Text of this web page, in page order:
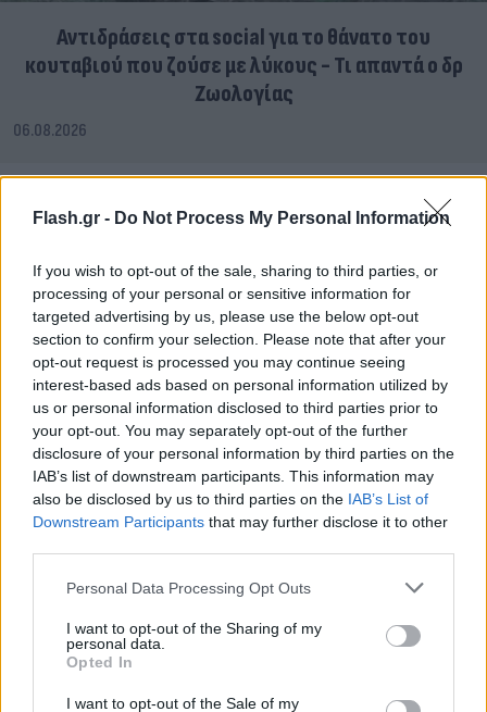
Flash.gr - Do Not Process My Personal Information
If you wish to opt-out of the sale, sharing to third parties, or
processing of your personal or sensitive information for
targeted advertising by us, please use the below opt-out
section to confirm your selection. Please note that after your
opt-out request is processed you may continue seeing
interest-based ads based on personal information utilized by
us or personal information disclosed to third parties prior to
your opt-out. You may separately opt-out of the further
disclosure of your personal information by third parties on the
IAB’s list of downstream participants. This information may
also be disclosed by us to third parties on the IAB’s List of
Downstream Participants that may further disclose it to other
Please note that this website/app uses one or more Google
not limited to your visit or usage behaviour. You may click to
grant or deny consent to Google and its third-party tags to
use your data for below specified purposes in below Google
consent section.
Personal Data Processing Opt Outs
I want to opt-out of the Sharing of my
personal data.
Opted In
I want to opt-out of the Sale of my
Αντιδράσεις στα social για το θάνατο του
κουταβιού που ζούσε με λύκους - Τι απαντά ο δρ
Ζωολογίας
06.08.2026